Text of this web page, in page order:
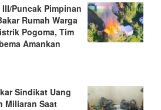
Puncak Pimpinan
Rumah Warga
Pogoma, Tim
Amankan
Sindikat Uang
Miliaran Saat